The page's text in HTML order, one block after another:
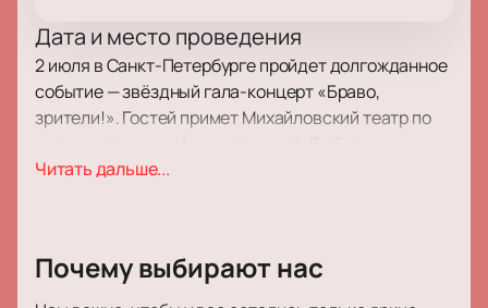
Дата и место проведения
2 июля в Санкт-Петербурге пройдет долгожданное
событие — звёздный гала-концерт «Браво,
зрители!». Гостей примет Михайловский театр по
искусства смогут увидеть яркое шоу в одном из
Гала-концерт «Браво, зрители!» каждый год
Читать дальше...
Почему выбирают нас